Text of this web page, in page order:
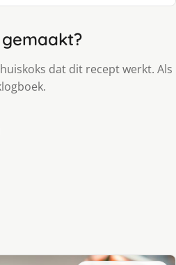
dat dit recept werkt. Als